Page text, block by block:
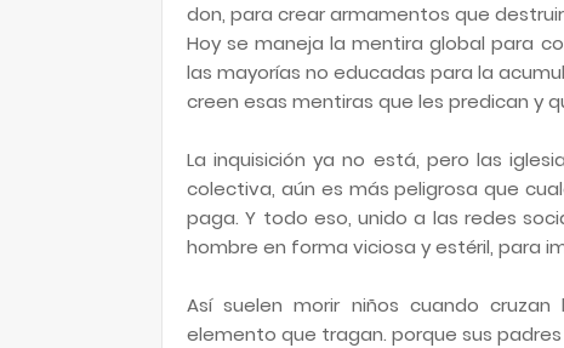
don, para crear armamentos que
Hoy se maneja la mentira global para
las mayorías no educadas para la
creen esas mentiras que les predican y
La inquisición ya no está, pero las
colectiva, aún es más peligrosa que
paga. Y todo eso, unido a las redes
hombre en forma viciosa y estéril, para
Así suelen morir niños cuando
elemento que tragan. porque sus